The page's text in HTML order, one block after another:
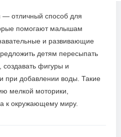
отличный способ для
помогают малышам
и развивающие
детям пересыпать
фигуры и
при добавлении воды. Такие
мелкой моторики,
к окружающему миру.